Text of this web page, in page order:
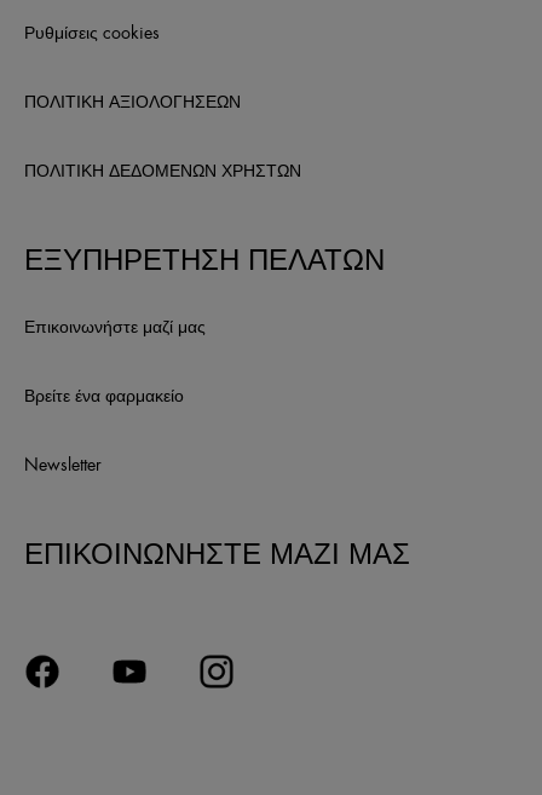
Ρυθμίσεις cookies
ΠΟΛΙΤΙΚΗ ΑΞΙΟΛΟΓΗΣΕΩΝ
ΠΟΛΙΤΙΚΗ ΔΕΔΟΜΕΝΩΝ ΧΡΗΣΤΩΝ
ΕΞΥΠΗΡΕΤΗΣΗ ΠΕΛΑΤΩΝ
Επικοινωνήστε μαζί μας
Βρείτε ένα φαρμακείο
Newsletter
ΕΠΙΚΟΙΝΩΝΗΣΤΕ ΜΑΖΙ ΜΑΣ